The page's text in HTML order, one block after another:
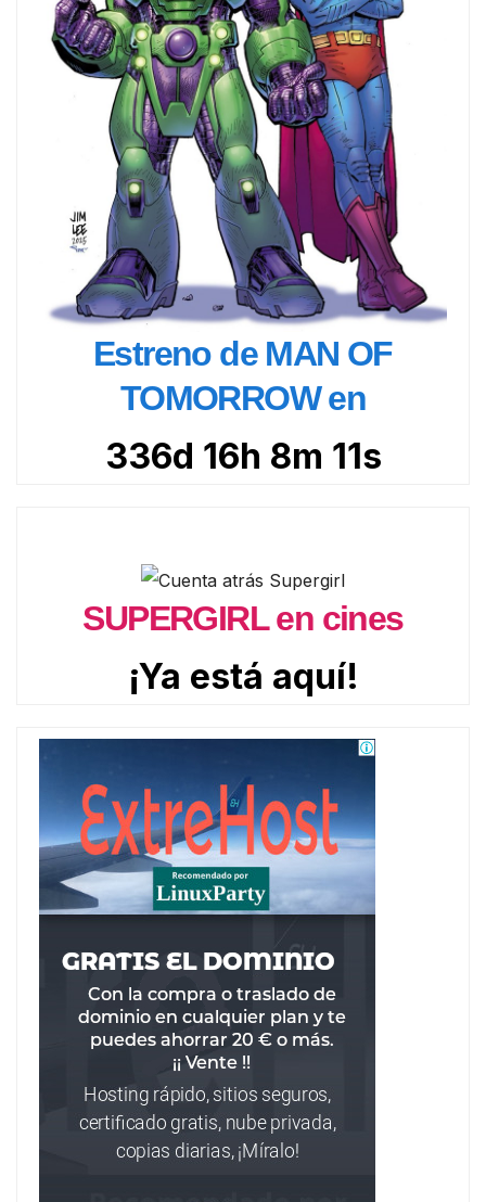
Estreno de MAN OF
TOMORROW en
336d 16h 8m 9s
SUPERGIRL en cines
¡Ya está aquí!